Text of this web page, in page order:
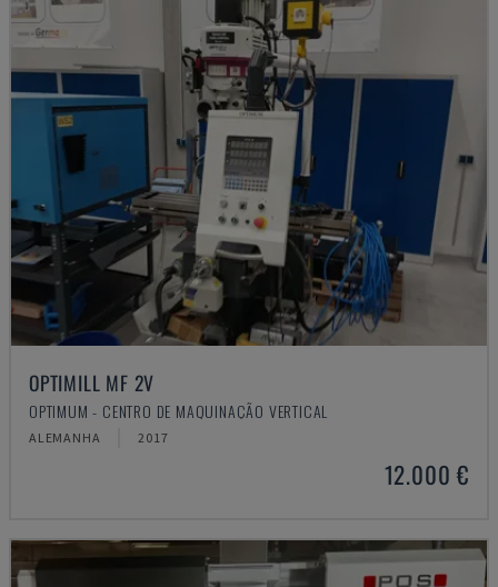
OPTIMILL MF 2V
OPTIMUM - CENTRO DE MAQUINAÇÃO VERTICAL
ALEMANHA 2017
12.000 €